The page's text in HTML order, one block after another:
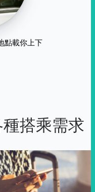
點載你上下
搭乘需求